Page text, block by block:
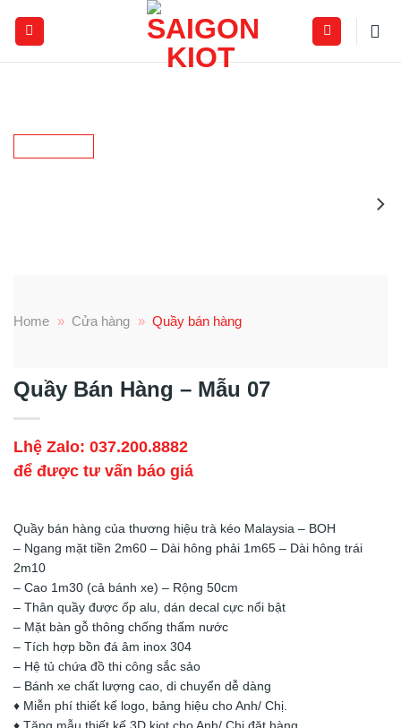
Home » Cửa hàng » Quầy bán hàng
Quầy Bán Hàng – Mẫu 07
Lhệ Zalo: 037.200.8882
để được tư vấn báo giá
Quầy bán hàng của thương hiệu trà kéo Malaysia – BOH
– Ngang mặt tiền 2m60 – Dài hông phải 1m65 – Dài hông trái
2m10
– Cao 1m30 (cả bánh xe) – Rộng 50cm
– Thân quầy được ốp alu, dán decal cực nổi bật
– Mặt bàn gỗ thông chống thấm nước
– Tích hợp bồn đá âm inox 304
– Hệ tủ chứa đồ thi công sắc sảo
– Bánh xe chất lượng cao, di chuyển dễ dàng
♦️ Miễn phí thiết kế logo, bảng hiệu cho Anh/ Chị.
♦️ Tặng mẫu thiết kế 3D kiot cho Anh/ Chị đặt hàng.